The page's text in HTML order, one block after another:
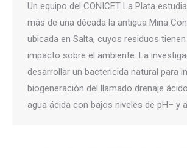
Un equipo del CONICET La Plata
más de una década la antigua Mina
ubicada en Salta, cuyos residuos
impacto sobre el ambiente. La
desarrollar un bactericida natural para
biogeneración del llamado drenaje
agua ácida con bajos niveles de pH– y